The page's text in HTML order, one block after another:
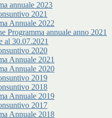
annuale 2023
2021
Annuale 2022
Programma annuale anno 2021
al 30.07.2021
2020
Annuale 2021
Annuale 2020
2019
2018
Annuale 2019
2017
Annuale 2018